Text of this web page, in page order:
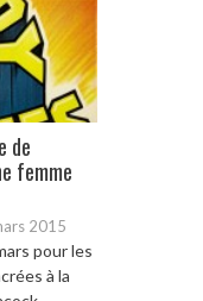
de
femme
2015
pour les
à la